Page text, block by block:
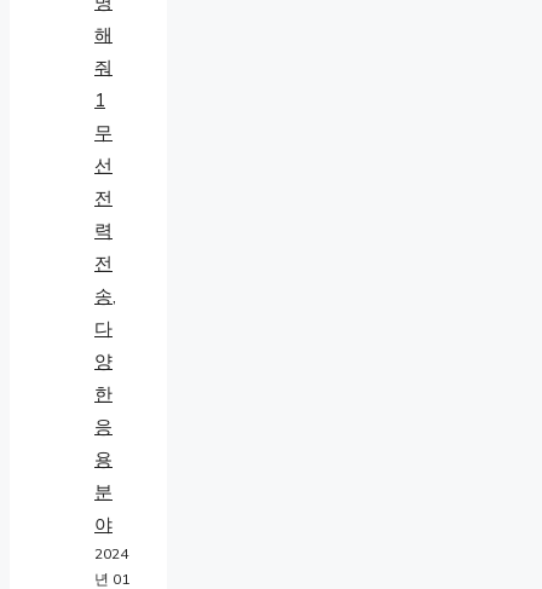
무
선
전
력
전
송,
다
양
한
응
용
분
야
2024
년 01